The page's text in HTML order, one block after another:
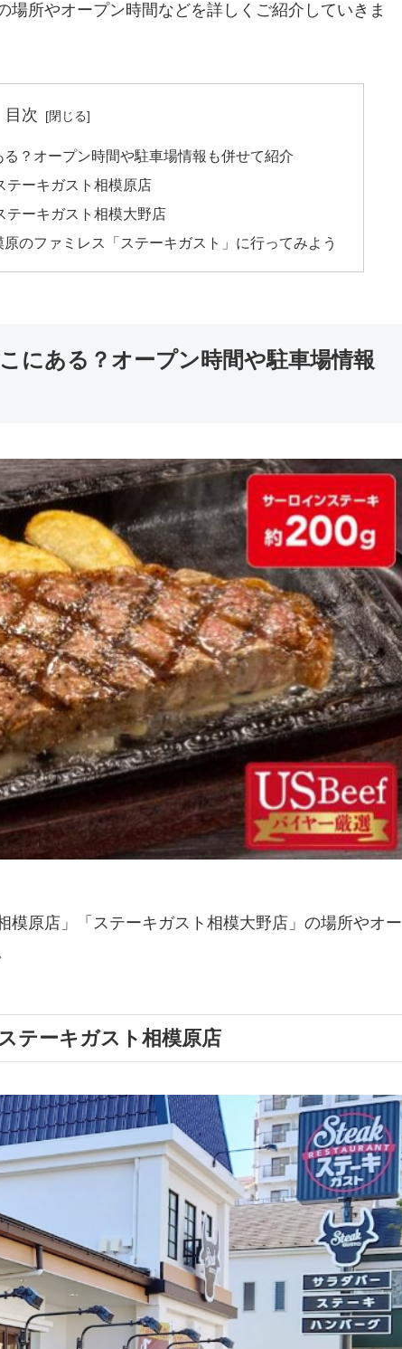
所やオープン時間などを詳しくご紹介していきま
目次
？オープン時間や駐車場情報も併せて紹介
ーキガスト相模原店
ーキガスト相模大野店
のファミレス「ステーキガスト」に行ってみよう
にある？オープン時間や駐車場情報
模原店」「ステーキガスト相模大野店」の場所やオー
テーキガスト相模原店